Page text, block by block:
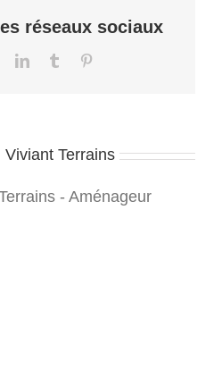
parrainage
1
réseaux sociaux
LinkedInTumblr
Viviant Terrains
- Aménageur